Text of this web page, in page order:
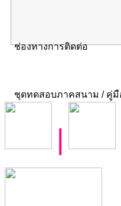
ช่องทางการติดต่อ
ชุดทดสอบภาคสนาม / คู่มื